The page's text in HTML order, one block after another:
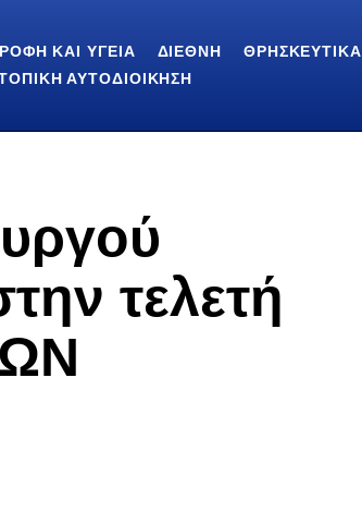
ΚΑΙ ΥΓΕΊΑ ΔΙΕΘΝΉ ΘΡΗΣΚΕΥΤΙΚΆ
ΑΥΤΟΔΙΟΊΚΗΣΗ
τελετή